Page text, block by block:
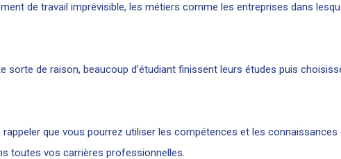
de travail imprévisible, les métiers comme les entreprises dans
sorte de raison, beaucoup d’étudiant finissent leurs études puis
que vous pourrez utiliser les compétences et les
toutes vos carrières professionnelles.